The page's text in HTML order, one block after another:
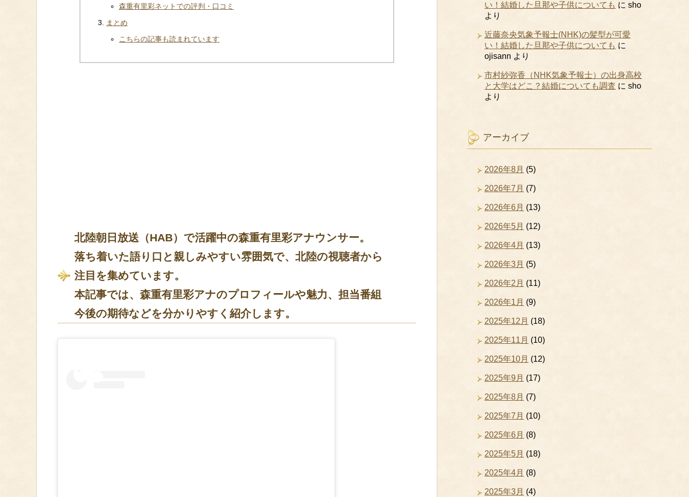
森重有里彩ネットでの評判・口コミ
まとめ
こちらの記事も読まれています
北陸朝日放送（HAB）で活躍中の森重有里彩アナウンサー。
落ち着いた語り口と親しみやすい雰囲気で、北陸の視聴者から
注目を集めています。
本記事では、森重有里彩アナのプロフィールや魅力、担当番組
今後の期待などを分かりやすく紹介します。
い！結婚した旦那や子供についても に sho
より
近藤奈央気象予報士(NHK)の髪型が可愛
い！結婚した旦那や子供についても に
ojisann より
市村紗弥香（NHK気象予報士）の出身高校
と大学はどこ？結婚についても調査 に sho
より
アーカイブ
2026年8月 (5)
2026年7月 (7)
2026年6月 (13)
2026年5月 (12)
2026年4月 (13)
2026年3月 (5)
2026年2月 (11)
2026年1月 (9)
2025年12月 (18)
2025年11月 (10)
2025年10月 (12)
2025年9月 (17)
2025年8月 (7)
2025年7月 (10)
2025年6月 (8)
2025年5月 (18)
2025年4月 (8)
2025年3月 (4)